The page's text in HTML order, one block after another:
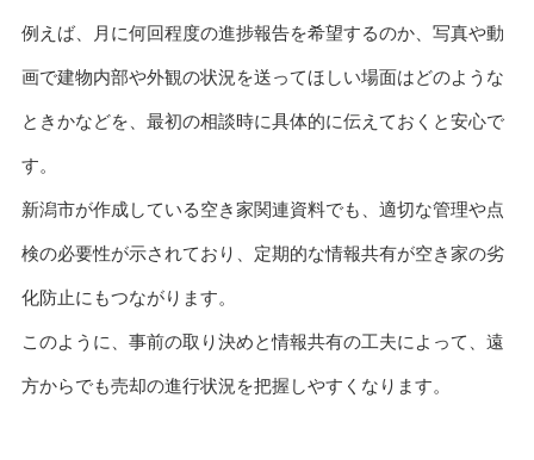
例えば、月に何回程度の進捗報告を希望するのか、写真や動
画で建物内部や外観の状況を送ってほしい場面はどのような
ときかなどを、最初の相談時に具体的に伝えておくと安心で
す。
新潟市が作成している空き家関連資料でも、適切な管理や点
検の必要性が示されており、定期的な情報共有が空き家の劣
化防止にもつながります。
このように、事前の取り決めと情報共有の工夫によって、遠
方からでも売却の進行状況を把握しやすくなります。